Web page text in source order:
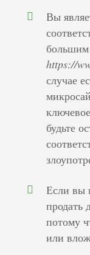
Вы
https://
случае
будьте
Если вы
продать
потому
или